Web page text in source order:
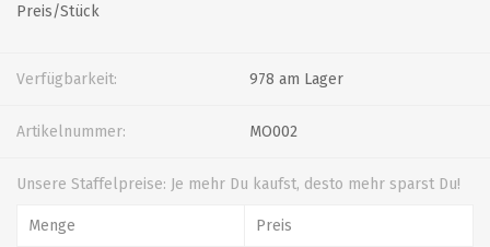
Preis/Stück
Verfügbarkeit: 978 am Lager
Artikelnummer: MO002
Unsere Staffelpreise: Je mehr Du kaufst, desto mehr sparst Du!
Menge Preis